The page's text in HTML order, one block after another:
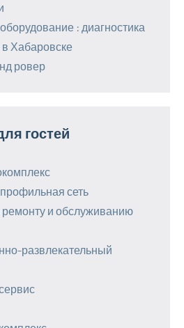
: диагностика
Хабаровске
ровер
гостей
сеть
ремонту и обслуживанию
развлекательный